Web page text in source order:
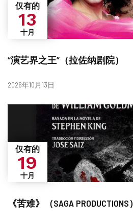
“演艺界之王”（拉佐纳剧院）
仅有的
13
十月
日
2026年10月13日
《苦难》（SAGA PRODUCTIONS）
仅有的
19
十月